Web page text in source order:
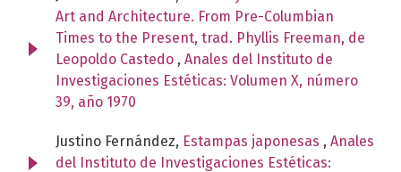
Art and Architecture. From Pre-Columbian
Times to the Present, trad. Phyllis Freeman, de
Leopoldo Castedo , Anales del Instituto de
Investigaciones Estéticas: Volumen X, número
39, año 1970
Justino Fernández, Estampas japonesas , Anales
del Instituto de Investigaciones Estéticas: